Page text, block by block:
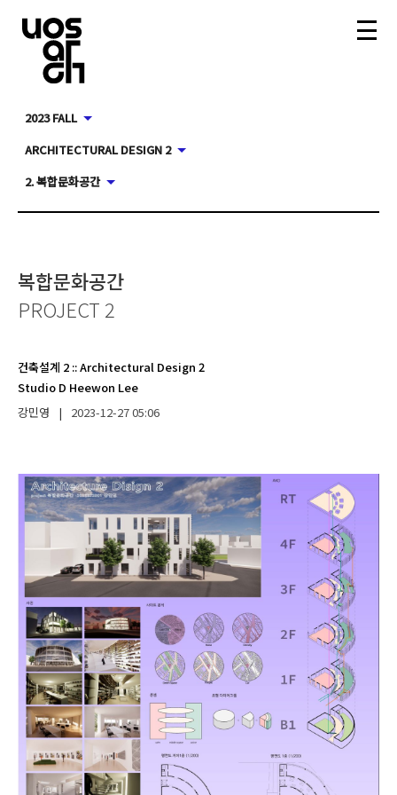
2023 FALL
ARCHITECTURAL DESIGN 2
2. 복합문화공간
복합문화공간
PROJECT 2
건축설계 2 ::Architectural Design 2
Studio D Heewon Lee
강민영
| 2023-12-2705:06